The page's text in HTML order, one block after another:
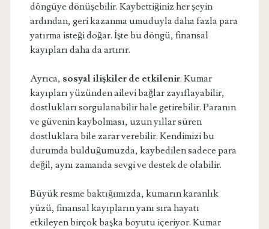
döngüye dönüşebilir. Kaybettiğiniz her şeyin
ardından, geri kazanma umuduyla daha fazla para
yatırma isteği doğar. İşte bu döngü, finansal
kayıpları daha da artırır.
Ayrıca, sosyal ilişkiler de etkilenir. Kumar
kayıpları yüzünden ailevi bağlar zayıflayabilir,
dostlukları sorgulanabilir hale getirebilir. Paranın
ve güvenin kaybolması, uzun yıllar süren
dostluklara bile zarar verebilir. Kendimizi bu
durumda bulduğumuzda, kaybedilen sadece para
değil, aynı zamanda sevgi ve destek de olabilir.
Büyük resme baktığımızda, kumarın karanlık
yüzü, finansal kayıpların yanı sıra hayatı
etkileyen birçok başka boyutu içeriyor. Kumar